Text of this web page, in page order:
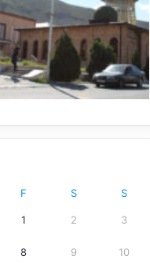
F S S
1 2 3
8 9 10